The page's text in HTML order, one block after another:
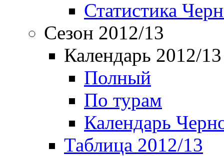
Статистика
Сезон 2012/13
Календарь 2012/13
Полный
По турам
Календарь
Таблица 2012/13